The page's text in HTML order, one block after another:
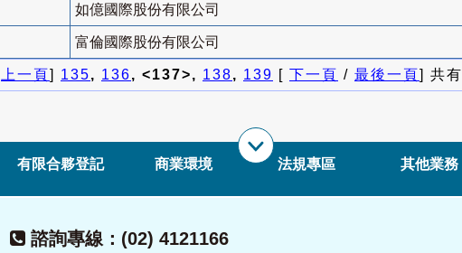
如億國際股份有限公司
富倫國際股份有限公司
上一頁] 135, 136, <137>, 138, 139 [ 下一頁 / 最後一頁] 共有
有限合夥登記 商業環境 法規專區 其他業務
諮詢專線：(02) 4121166